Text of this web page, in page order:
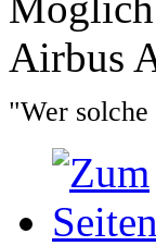
Airbus
"Wer